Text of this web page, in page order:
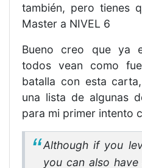
también, pero tienes
Master a NIVEL 6
Bueno creo que ya
todos vean como
batalla con esta
una lista de algunas
para mi primer intento
Although if you
you can also